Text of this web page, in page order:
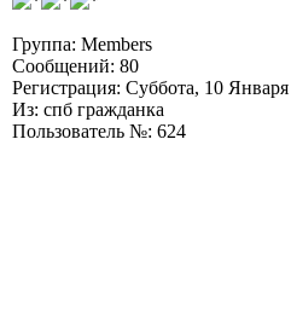
Группа: Members
Сообщений: 80
Регистрация: Суббота, 10
Из: спб гражданка
Пользователь №: 624